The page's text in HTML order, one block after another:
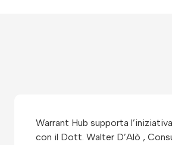
Warrant Hub supporta
con il Dott. Walter D’Alò ,